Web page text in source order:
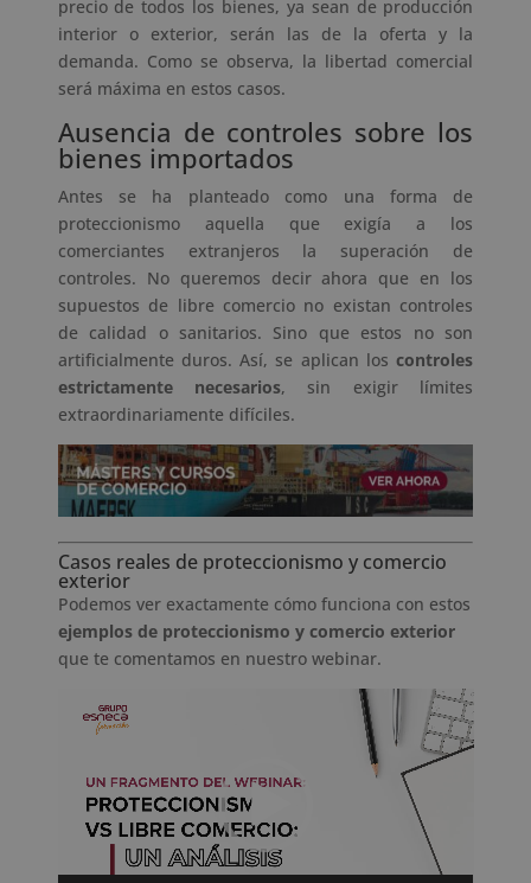
precio de todos los bienes, ya sean de producción
interior o exterior, serán las de la oferta y la
demanda. Como se observa, la libertad comercial
será máxima en estos casos.
Ausencia de controles sobre los
bienes importados
Antes se ha planteado como una forma de
proteccionismo aquella que exigía a los
comerciantes extranjeros la superación de
controles. No queremos decir ahora que en los
supuestos de libre comercio no existan controles
de calidad o sanitarios. Sino que estos no son
artificialmente duros. Así, se aplican los controles
estrictamente necesarios, sin exigir límites
extraordinariamente difíciles.
Casos reales de proteccionismo y comercio
exterior
Podemos ver exactamente cómo funciona con estos
ejemplos de proteccionismo y comercio exterior
que te comentamos en nuestro webinar.
Reproductor